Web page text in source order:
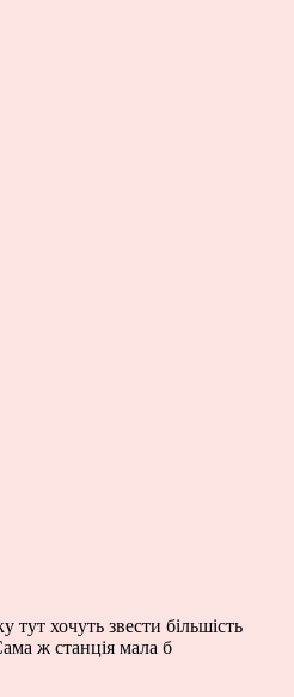
хочуть звести більшість
ж станція мала б